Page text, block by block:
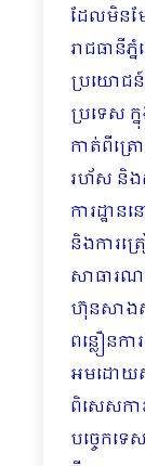
ដែលមិនម
រាជធានីភ្
ប្រយោជន៍
ប្រទេស ក្
កាត់ពីត្រ
រហ័ស និង
ការដ្ឋា
និងការត្
សាធារណ
ហ៊ុនសាង
ពន្លឿនក
អមដោយស
ពិសេសកា
បច្ចេកទ